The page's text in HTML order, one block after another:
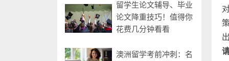
留学生论文辅导、毕业
论文降重技巧！值得你
花费几分钟看看
澳洲留学考前冲刺：名